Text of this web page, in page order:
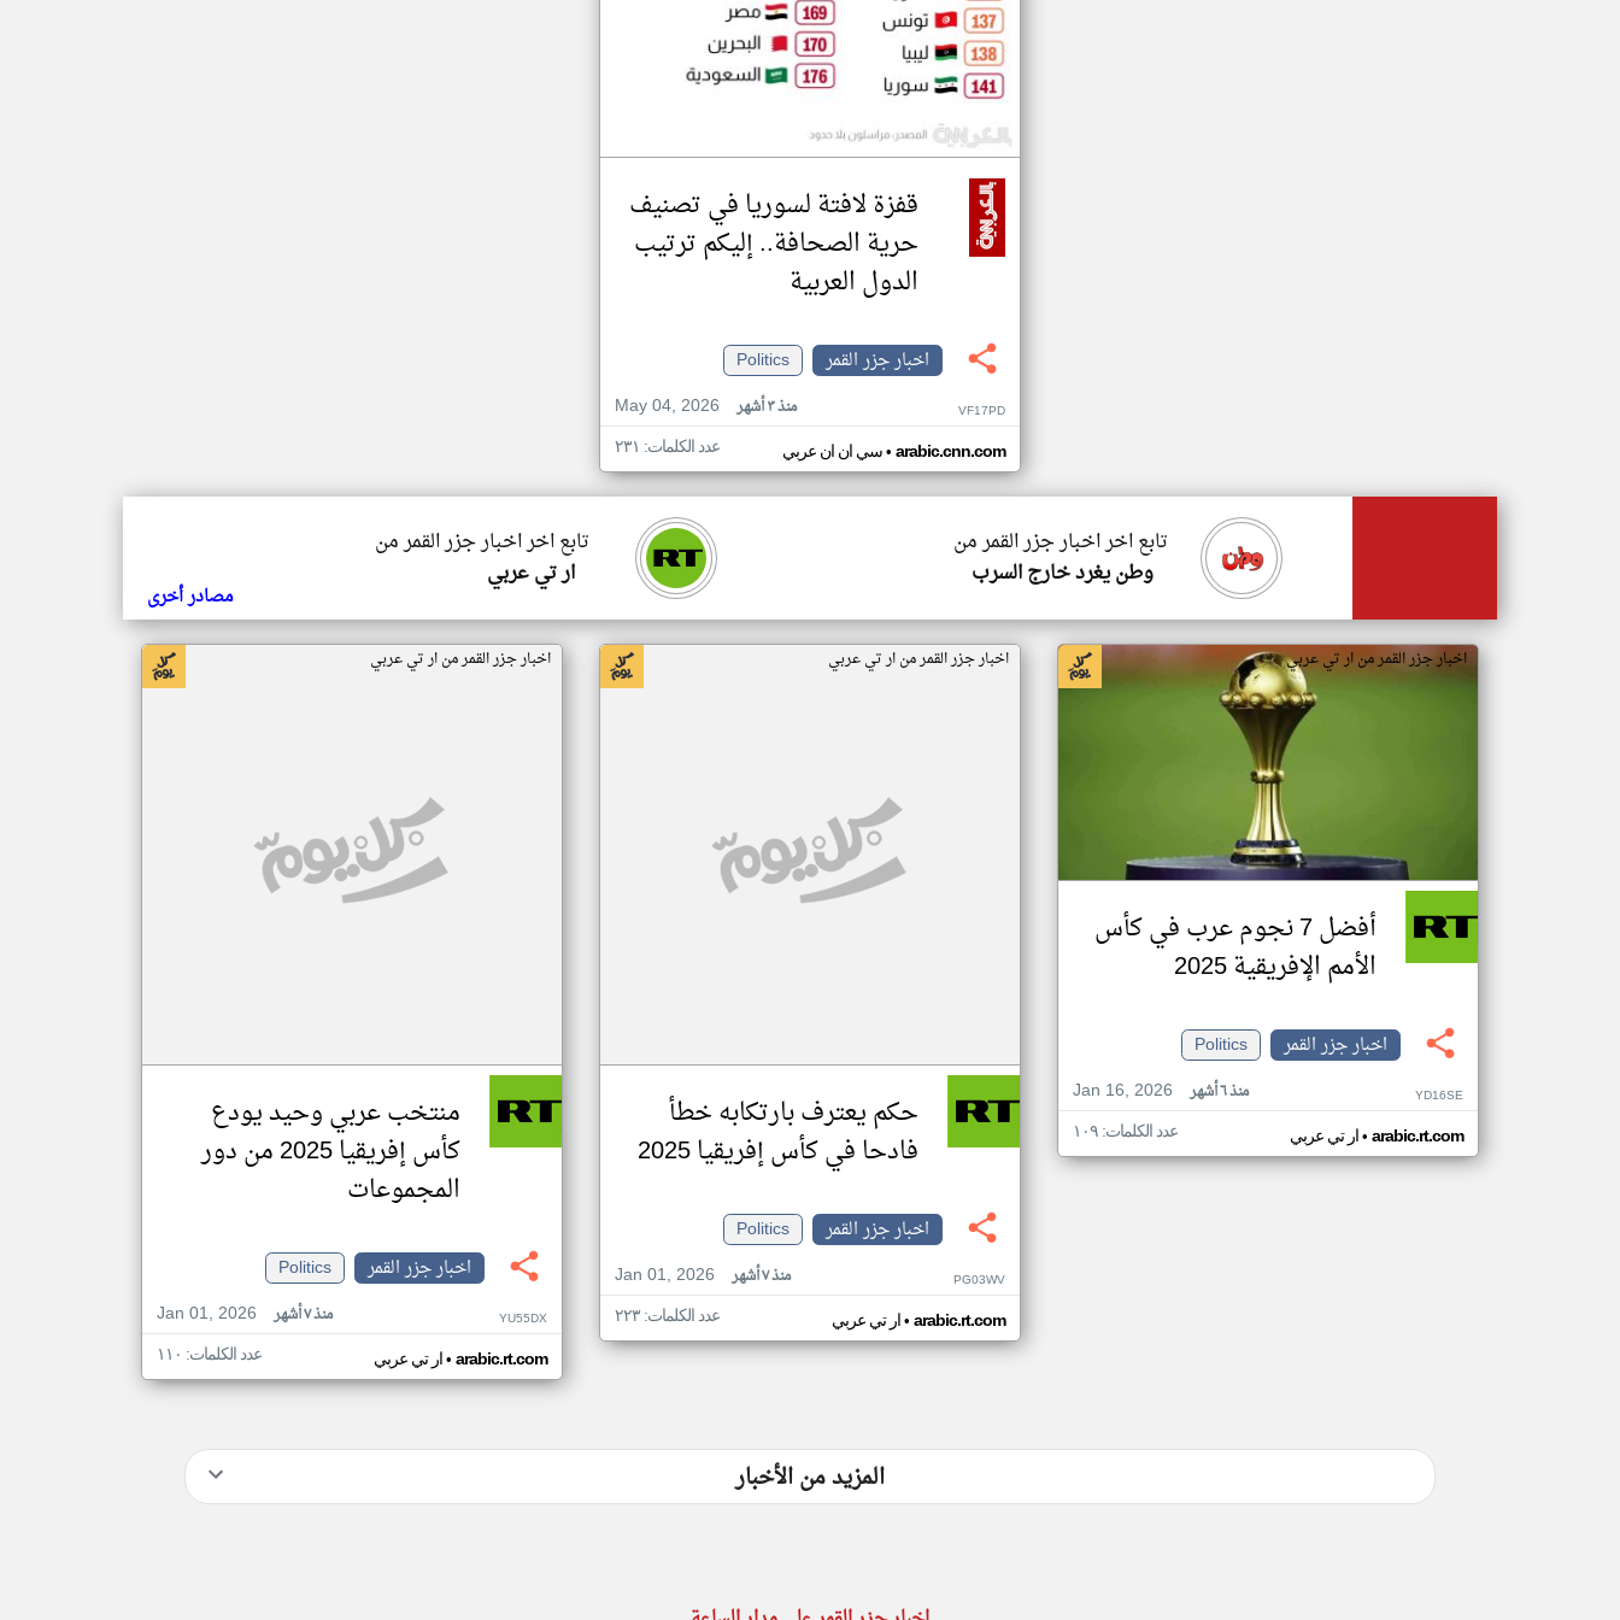
قفزة لافتة لسوريا في تصنيف
حرية الصحافة.. إليكم ترتيب
الدول العربية
اخبار جزر القمر
Politics
May 04, 2026
منذ ٣ أشهر VF17PD
سي ان ان عربي• arabic.cnn.com عدد الكلمات: ٢٣١
تابع اخر اخبار جزر القمر من
ار تي عربي
تابع اخر اخبار جزر القمر من
وطن يغرد خارج السرب
مصادر أخرى
اخبار جزر القمر من ار تي عربي
أفضل 7 نجوم عرب في كأس
الأمم الإفريقية 2025
اخبار جزر القمر
Politics
Jan 16, 2026
منذ ٦ أشهر YD16SE
ار تي عربي• arabic.rt.com عدد الكلمات: ١٠٩
اخبار جزر القمر من ار تي عربي
حكم يعترف بارتكابه خطأ
فادحا في كأس إفريقيا 2025
اخبار جزر القمر
Politics
Jan 01, 2026
منذ ٧ أشهر PG03WV
ار تي عربي• arabic.rt.com عدد الكلمات: ٢٢٣
اخبار جزر القمر من ار تي عربي
منتخب عربي وحيد يودع
كأس إفريقيا 2025 من دور
المجموعات
اخبار جزر القمر
Politics
Jan 01, 2026
منذ ٧ أشهر YU55DX
ار تي عربي• arabic.rt.com عدد الكلمات: ١١٠
المزيد من الأخبار